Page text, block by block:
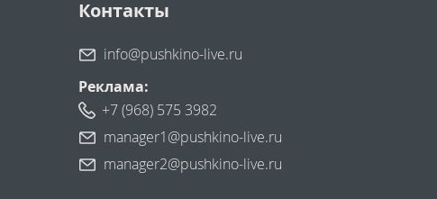
Контакты
info@pushkino-live.ru
Реклама:
+7 (968) 575 3982
manager1@pushkino-live.ru
manager2@pushkino-live.ru